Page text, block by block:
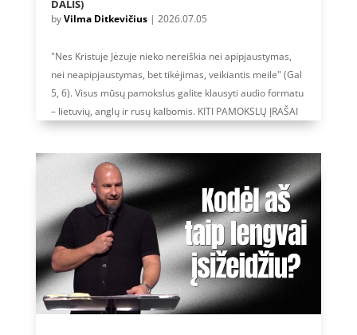
DALIS)
byVilma Ditkevičius| 2026.07.05
"Nes Kristuje Jėzuje nieko nereiškia nei apipjaustymas,
nei neapipjaustymas, bet tikėjimas, veikiantis meile" (Gal
5, 6). Visus mūsų pamokslus galite klausyti audio formatu
– lietuvių, anglų ir rusų kalbomis. KITI PAMOKSLŲ ĮRAŠAI